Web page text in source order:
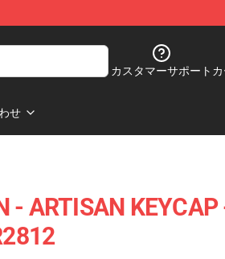
カスタマーサポート
せ
- ARTISAN